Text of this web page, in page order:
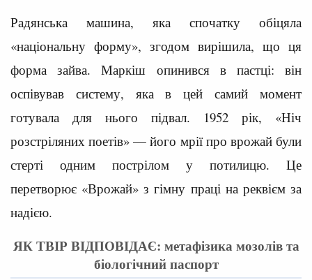
Радянська машина, яка спочатку обіцяла
«національну форму», згодом вирішила, що ця
форма зайва. Маркіш опинився в пастці: він
оспівував систему, яка в цей самий момент
готувала для нього підвал. 1952 рік, «Ніч
розстріляних поетів» — його мрії про врожай були
стерті одним пострілом у потилицю. Це
перетворює «Врожай» з гімну праці на реквієм за
надією.
ЯК ТВІР ВІДПОВІДАЄ: метафізика мозолів та
біологічний паспорт